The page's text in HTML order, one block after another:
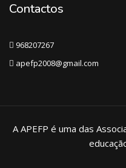
Contactos
968207267
apefp2008@gmail.com
A APEFP é uma das